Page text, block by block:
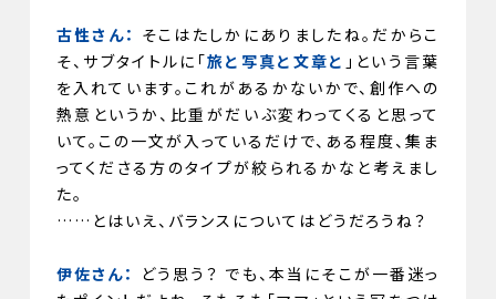
古性さん： そこはたしかにありましたね。だからこ
そ、サブタイトルに「旅と写真と文章と 」という言葉
を入れています。これがあるかないかで、創作への
熱意というか、比重がだいぶ変わってくると思って
いて。この一文が入っているだけで、ある程度、集ま
ってくださる方のタイプが絞られるかなと考えまし
た。
……とはいえ、バランスについてはどうだろうね？
伊佐さん： どう思う？ でも、本当にそこが一番迷っ